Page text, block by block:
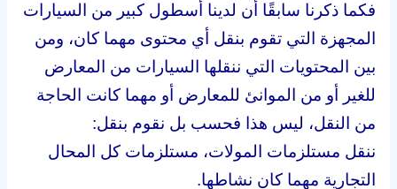
فكما ذكرنا سابقًا أن لدينا أسطول كبير من السيارات
المجهزة التي تقوم بنقل أي محتوى مهما كان، ومن
بين المحتويات التي ننقلها السيارات من المعارض
للغير أو من الموانئ للمعارض أو مهما كانت الحاجة
من النقل، ليس هذا فحسب بل نقوم بنقل:
ننقل مستلزمات المولات، مستلزمات كل المحال
التجارية مهما كان نشاطها.